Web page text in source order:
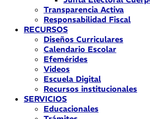
Transparencia Activa
Responsabilidad Fiscal
RECURSOS
Diseños Curriculares
Calendario Escolar
Efemérides
Videos
Escuela Digital
Recursos institucionales
SERVICIOS
Educacionales